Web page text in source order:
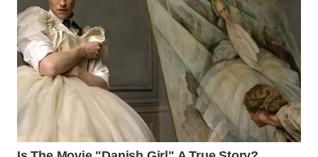
LPKKI
LKKI
KOPEKLIN
PORTAL
KONSUMEN